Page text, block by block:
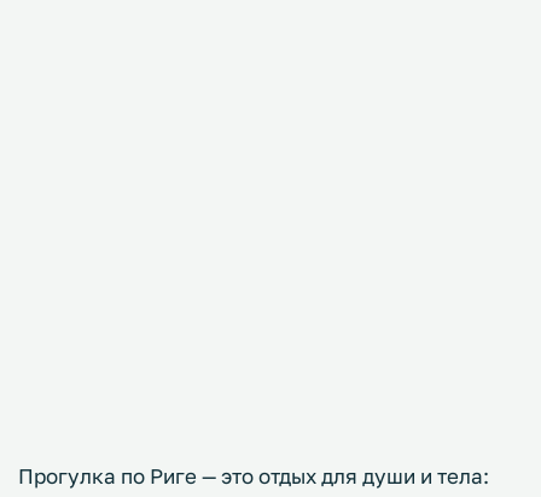
Прогулка по Риге — это отдых для души и тела: